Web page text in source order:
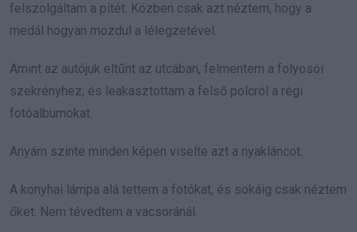
felszolgáltam a pitét. Közben csak azt néztem, hogy a
medál hogyan mozdul a lélegzetével.
Amint az autójuk eltűnt az utcában, felmentem a folyosói
szekrényhez, és leakasztottam a felső polcról a régi
fotóalbumokat.
Anyám szinte minden képen viselte azt a nyakláncot.
A konyhai lámpa alá tettem a fotókat, és sokáig csak néztem
őket. Nem tévedtem a vacsoránál.